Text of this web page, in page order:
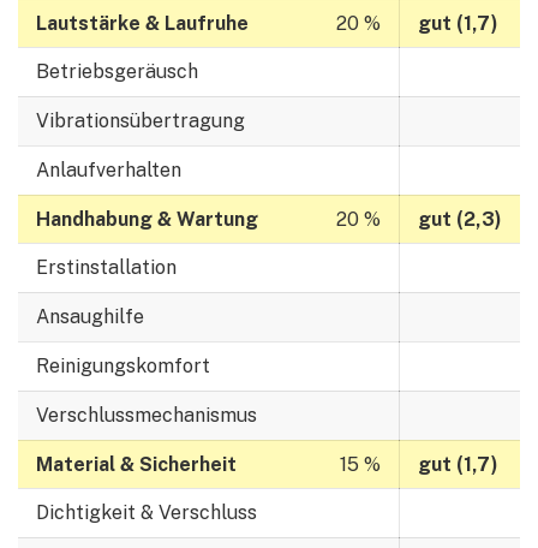
Lautstärke & Laufruhe gut (1,7)
Betriebsgeräusch
Vibrationsübertragung
Anlaufverhalten
Handhabung & Wartung gut (2,3)
Erstinstallation
Ansaughilfe
Reinigungskomfort
Verschlussmechanismus
Material & Sicherheit gut (1,7)
Dichtigkeit & Verschluss